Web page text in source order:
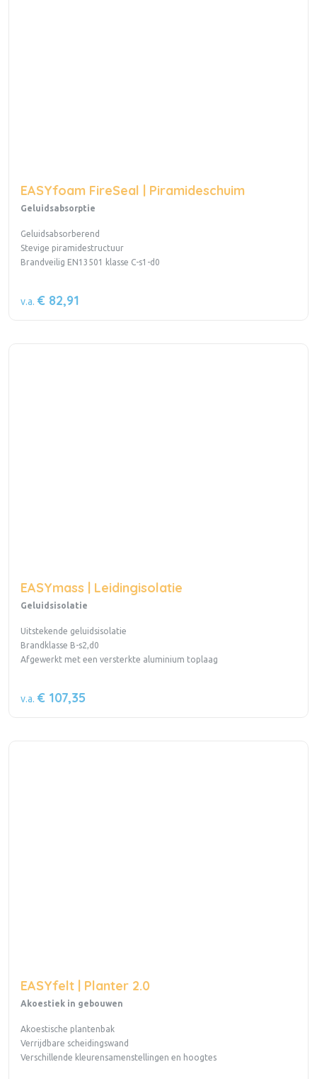
EASYfoam FireSeal | Piramideschuim
Geluidsabsorptie
Geluidsabsorberend
Stevige piramidestructuur
Brandveilig EN13501 klasse C-s1-d0
v.a. € 82,91
EASYmass | Leidingisolatie
Geluidsisolatie
Uitstekende geluidsisolatie
Brandklasse B-s2,d0
Afgewerkt met een versterkte aluminium toplaag
v.a. € 107,35
EASYfelt | Planter 2.0
Akoestiek in gebouwen
Akoestische plantenbak
Verrijdbare scheidingswand
Verschillende kleurensamenstellingen en hoogtes